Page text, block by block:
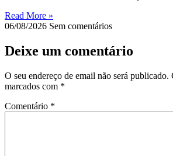
Read More »
06/08/2026 Sem comentários
Deixe um comentário
O seu endereço de email não será publicado.
marcados com *
Comentário *